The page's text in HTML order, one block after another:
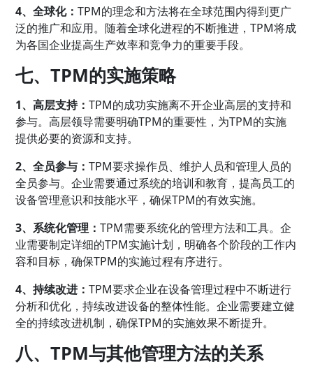
4、全球化：TPM的理念和方法将在全球范围内得到更广
泛的推广和应用。随着全球化进程的不断推进，TPM将成
为各国企业提高生产效率和竞争力的重要手段。
七、TPM的实施策略
1、高层支持：TPM的成功实施离不开企业高层的支持和
参与。高层领导需要明确TPM的重要性，为TPM的实施
提供必要的资源和支持。
2、全员参与：TPM要求操作员、维护人员和管理人员的
全员参与。企业需要通过系统的培训和教育，提高员工的
设备管理意识和技能水平，确保TPM的有效实施。
3、系统化管理：TPM需要系统化的管理方法和工具。企
业需要制定详细的TPM实施计划，明确各个阶段的工作内
容和目标，确保TPM的实施过程有序进行。
4、持续改进：TPM要求企业在设备管理过程中不断进行
分析和优化，持续改进设备的整体性能。企业需要建立健
全的持续改进机制，确保TPM的实施效果不断提升。
八、TPM与其他管理方法的关系